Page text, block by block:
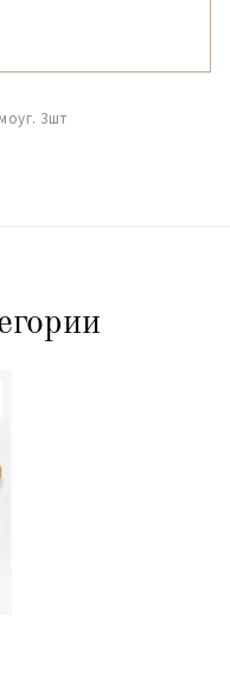
3шт